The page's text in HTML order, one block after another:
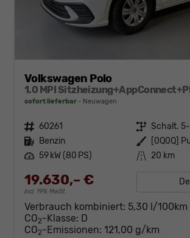
Volkswagen Polo
sofort lieferbar Neuwagen
Fahrzeugnr. 60261 Getriebe Schalt.
Kraftstoff Benzin Außenfarbe
[0Q0Q]
Leistung 59 kW (80 PS) Kilometerstand 20 km
19.630,– €
incl. 19% MwSt.
Verbrauch kombiniert: 5,30 l/100km
CO2-Klasse: D
CO2-Emissionen: 121,00 g/km